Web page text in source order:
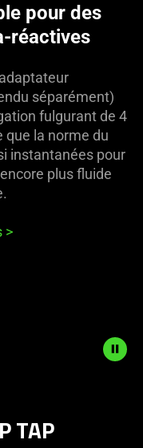
pour des
réactives
séparément)
fulgurant de 4
que la norme du
instantanées pour
plus fluide
>
TAP